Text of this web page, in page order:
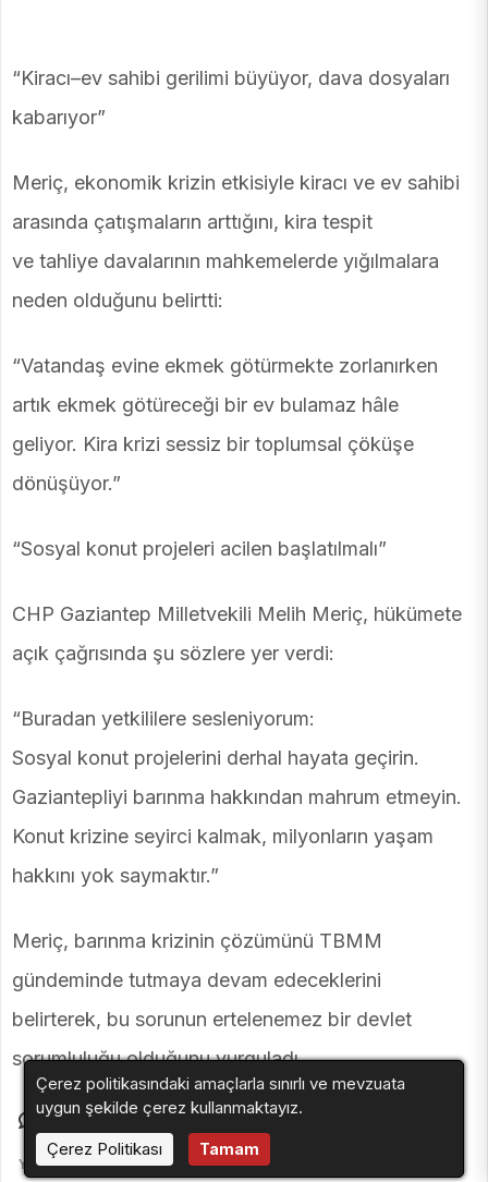
“Kiracı–ev sahibi gerilimi büyüyor, dava dosyaları
kabarıyor”
Meriç, ekonomik krizin etkisiyle kiracı ve ev sahibi
arasında çatışmaların arttığını, kira tespit
ve tahliye davalarının mahkemelerde yığılmalara
neden olduğunu belirtti:
“Vatandaş evine ekmek götürmekte zorlanırken
artık ekmek götüreceği bir ev bulamaz hâle
geliyor. Kira krizi sessiz bir toplumsal çöküşe
dönüşüyor.”
“Sosyal konut projeleri acilen başlatılmalı”
CHP Gaziantep Milletvekili Melih Meriç, hükümete
açık çağrısında şu sözlere yer verdi:
“Buradan yetkililere sesleniyorum:
Sosyal konut projelerini derhal hayata geçirin.
Gaziantepliyi barınma hakkından mahrum etmeyin.
Konut krizine seyirci kalmak, milyonların yaşam
hakkını yok saymaktır.”
Meriç, barınma krizinin çözümünü TBMM
gündeminde tutmaya devam edeceklerini
belirterek, bu sorunun ertelenemez bir devlet
sorumluluğu olduğunu vurguladı.
İlk Yorumu Sen Yaz
Çerez politikasındaki amaçlarla sınırlı ve mevzuata
uygun şekilde çerez kullanmaktayız.
Çerez Politikası
Tamam